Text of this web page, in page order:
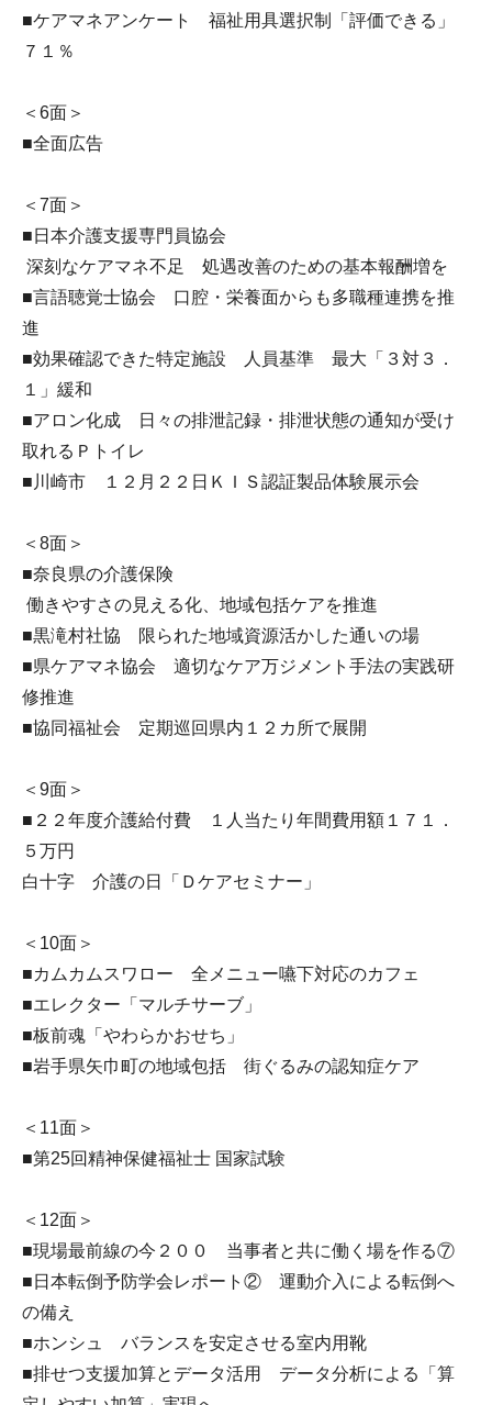
■ケアマネアンケート 福祉用具選択制「評価できる」
７１％
＜6面＞
■全面広告
＜7面＞
■日本介護支援専門員協会
深刻なケアマネ不足 処遇改善のための基本報酬増を
■言語聴覚士協会 口腔・栄養面からも多職種連携を推
進
■効果確認できた特定施設 人員基準 最大「３対３．
１」緩和
■アロン化成 日々の排泄記録・排泄状態の通知が受け
取れるＰトイレ
■川崎市 １２月２２日ＫＩＳ認証製品体験展示会
＜8面＞
■奈良県の介護保険
働きやすさの見える化、地域包括ケアを推進
■黒滝村社協 限られた地域資源活かした通いの場
■県ケアマネ協会 適切なケア万ジメント手法の実践研
修推進
■協同福祉会 定期巡回県内１２カ所で展開
＜9面＞
■２２年度介護給付費 １人当たり年間費用額１７１．
５万円
白十字 介護の日「Ｄケアセミナー」
＜10面＞
■カムカムスワロー 全メニュー嚥下対応のカフェ
■エレクター「マルチサーブ」
■板前魂「やわらかおせち」
■岩手県矢巾町の地域包括 街ぐるみの認知症ケア
＜11面＞
■第25回精神保健福祉士 国家試験
＜12面＞
■現場最前線の今２００ 当事者と共に働く場を作る⑦
■日本転倒予防学会レポート② 運動介入による転倒へ
の備え
■ホンシュ バランスを安定させる室内用靴
■排せつ支援加算とデータ活用 データ分析による「算